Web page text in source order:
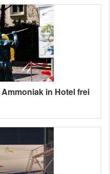
in Hotel frei